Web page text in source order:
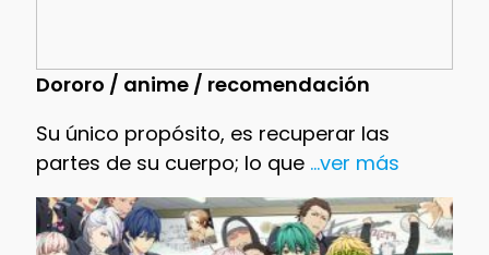
Dororo / anime / recomendación
Su único propósito, es recuperar las
partes de su cuerpo; lo que...ver más